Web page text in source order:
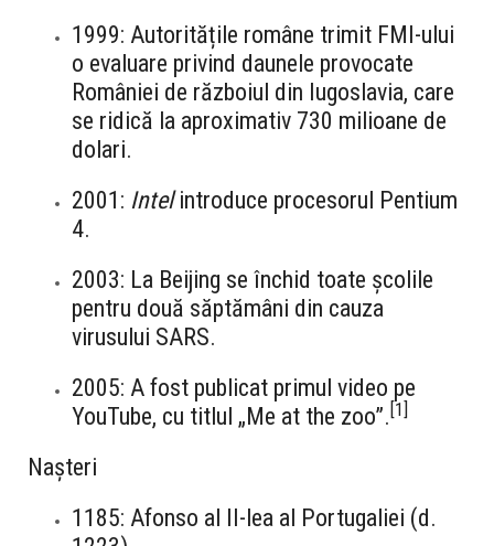
1999: Autoritățile române trimit FMI-ului
o evaluare privind daunele provocate
României de războiul din Iugoslavia, care
se ridică la aproximativ 730 milioane de
dolari.
2001: Intelintroduce procesorul Pentium
4.
2003: La Beijing se închid toate școlile
pentru două săptămâni din cauza
virusului SARS.
2005: A fost publicat primul video pe
YouTube, cu titlul „Me at the zoo”. 1
Nașteri
1185: Afonso al II-lea al Portugaliei (d.